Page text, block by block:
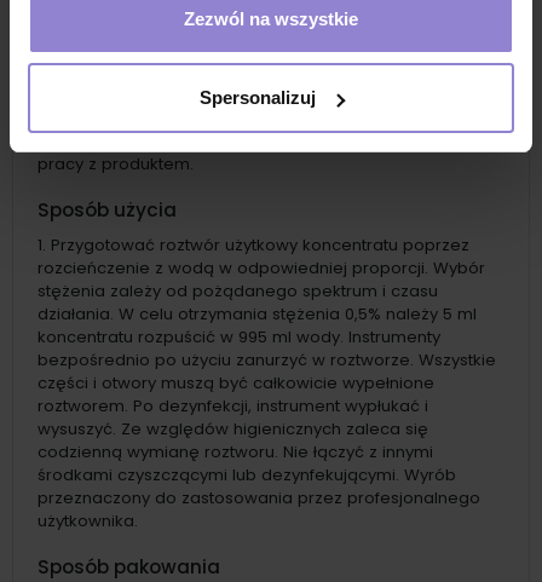
Zezwól na wszystkie
Spersonalizuj
minut. Wyjąć soczewki kontaktowe, jeżeli są i można je
łatwo usunąć. Nadal płukać. P310: Natychmiast
skontaktować się z OŚRODKIEM ZATRUĆ/lekarzem. P501:
Zawartość/pojemnik usuwać zgodnie z przepisami
pracy z produktem.
Sposób użycia
Przygotować roztwór użytkowy koncentratu poprzez
rozcieńczenie z wodą w odpowiedniej proporcji. Wybór
stężenia zależy od pożądanego spektrum i czasu
działania. W celu otrzymania stężenia 0,5% należy 5 ml
koncentratu rozpuścić w 995 ml wody. Instrumenty
bezpośrednio po użyciu zanurzyć w roztworze. Wszystkie
części i otwory muszą być całkowicie wypełnione
roztworem. Po dezynfekcji, instrument wypłukać i
wysuszyć. Ze względów higienicznych zaleca się
codzienną wymianę roztworu. Nie łączyć z innymi
środkami czyszczącymi lub dezynfekującymi. Wyrób
przeznaczony do zastosowania przez profesjonalnego
użytkownika.
Sposób pakowania